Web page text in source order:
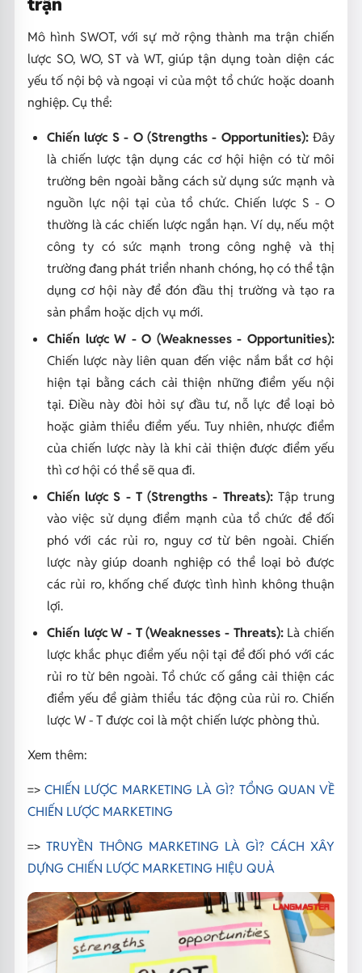
Mô hình SWOT, với sự mở rộng thành ma trận chiến
lược SO, WO, ST và WT, giúp tận dụng toàn diện các
yếu tố nội bộ và ngoại vi của một tổ chức hoặc doanh
nghiệp. Cụ thể:
Chiến lược S - O (Strengths - Opportunities):Đây
là chiến lược tận dụng các cơ hội hiện có từ môi
trường bên ngoài bằng cách sử dụng sức mạnh và
nguồn lực nội tại của tổ chức. Chiến lược S - O
thường là các chiến lược ngắn hạn. Ví dụ, nếu một
công ty có sức mạnh trong công nghệ và thị
trường đang phát triển nhanh chóng, họ có thể tận
dụng cơ hội này để đón đầu thị trường và tạo ra
sản phẩm hoặc dịch vụ mới.
Chiến lược W - O (Weaknesses - Opportunities):
Chiến lược này liên quan đến việc nắm bắt cơ hội
hiện tại bằng cách cải thiện những điểm yếu nội
tại. Điều này đòi hỏi sự đầu tư, nỗ lực để loại bỏ
hoặc giảm thiểu điểm yếu. Tuy nhiên, nhược điểm
của chiến lược này là khi cải thiện được điểm yếu
thì cơ hội có thể sẽ qua đi.
Chiến lược S - T (Strengths - Threats):Tập trung
vào việc sử dụng điểm mạnh của tổ chức để đối
phó với các rủi ro, nguy cơ từ bên ngoài. Chiến
lược này giúp doanh nghiệp có thể loại bỏ được
các rủi ro, khống chế được tình hình không thuận
lợi.
Chiến lược W - T (Weaknesses - Threats):Là chiến
lược khắc phục điểm yếu nội tại để đối phó với các
rủi ro từ bên ngoài. Tổ chức cố gắng cải thiện các
điểm yếu để giảm thiểu tác động của rủi ro. Chiến
lược W - T được coi là một chiến lược phòng thủ.
Xem thêm:
=>CHIẾN LƯỢC MARKETING LÀ GÌ? TỔNG QUAN VỀ
CHIẾN LƯỢC MARKETING
=>TRUYỀN THÔNG MARKETING LÀ GÌ? CÁCH XÂY
DỰNG CHIẾN LƯỢC MARKETING HIỆU QUẢ